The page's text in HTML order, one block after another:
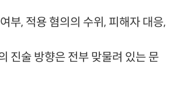
부, 적용 혐의의 수위, 피해자 대응,
진술 방향은 전부 맞물려 있는 문